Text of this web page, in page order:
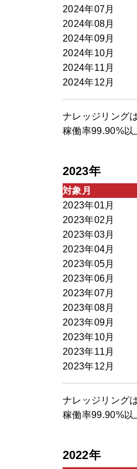
2024年07月
2024年08月
2024年09月
2024年10月
2024年11月
2024年12月
ナレッジリング
稼働率99.90%以
2023年
対象月
2023年01月
2023年02月
2023年03月
2023年04月
2023年05月
2023年06月
2023年07月
2023年08月
2023年09月
2023年10月
2023年11月
2023年12月
ナレッジリング
稼働率99.90%以
2022年